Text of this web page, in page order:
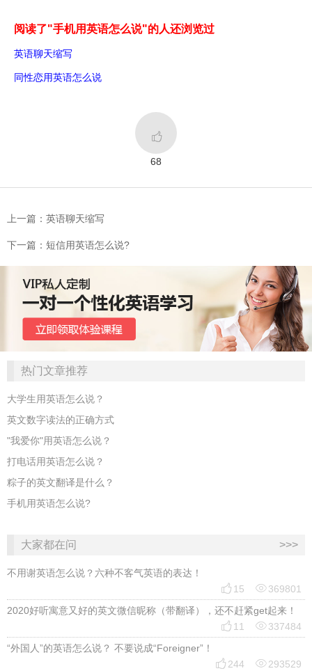
阅读了"手机用英语怎么说"的人还浏览过
英语聊天缩写
同性恋用英语怎么说

68
上一篇：英语聊天缩写
下一篇：短信用英语怎么说?
热门文章推荐
大学生用英语怎么说？
英文数字读法的正确方式
"我爱你"用英语怎么说？
打电话用英语怎么说？
粽子的英文翻译是什么？
手机用英语怎么说?
大家都在问 >>>
不用谢英语怎么说？六种不客气英语的表达！
 15 369801
2020好听寓意又好的英文微信昵称（带翻译），还不赶紧get起来！
 11 337484
“外国人”的英语怎么说？ 不要说成“Foreigner”！
 244 293529